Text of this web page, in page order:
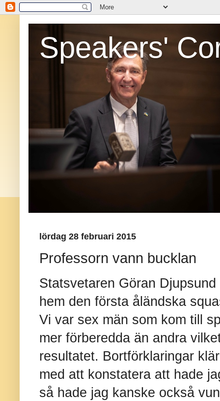
Speakers'
lördag 28 februari 2015
Professorn vann bucklan
Statsvetaren Göran
hem den första åländska
Vi var sex män som kom till
mer förberedda än andra
resultatet. Bortförklaringar
med att konstatera att hade
så hade jag kanske också